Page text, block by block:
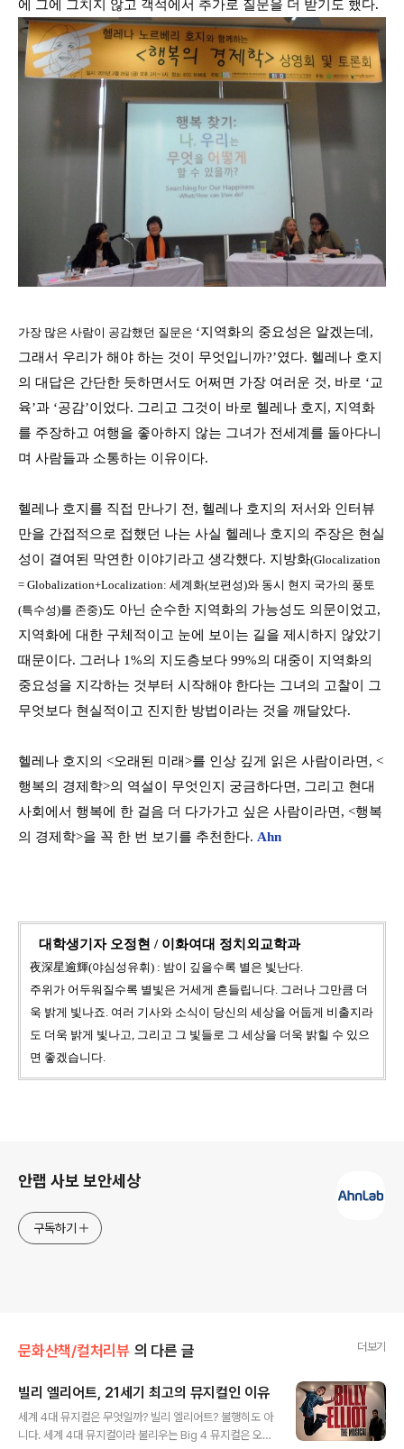
에 그에 그치지 않고 객석에서 추가로 질문을 더 받기도 했다.
가장 많은 사람이 공감했던 질문은 ‘지역화의 중요성은 알겠는데 ,
그래서 우리가 해야 하는 것이 무엇입니까?’였다. 헬레나 호지
의 대답은 간단한 듯하면서도 어쩌면 가장 여러운 것, 바로 ‘교
육’과 ‘공감’이었다. 그리고 그것이 바로 헬레나 호지 , 지역화
를 주장하고 여 행을 좋아하지 않는 그녀가 전세계를 돌아다니
며 사람들과 소통하는 이유이다.
헬레나 호지를 직접 만나기 전, 헬레나 호지의 저서와 인터뷰
만을 간접적으로 접했던 나는 사실 헬레나 호지의 주장은 현실
성이 결여된 막연한 이야기라고 생각했다. 지방화(Glocalization
= Globalization+Localization: 세계화(보편성)와 동시 현지 국가의 풍토
(특수성)를 존중)도 아닌 순수한 지역화의 가능성도 의문이었고,
지역화에 대한 구체적이고 눈에 보이는 길을 제시하지
않았기
때문이다. 그러나 1%의 지도층보다 99%의 대중이
지역화의
중요성을 지각하는 것부터 시작해야 한다는 그녀의 고찰이
그
무엇보다 현실적이고 진지한 방법이라는 것을 깨달았다.
헬레나 호지의 <오래된 미래>를 인상 깊게 읽은 사람이라면, <
행복의 경제학>의 역설이 무엇인지 궁금하다면, 그리고 현대
사회에서 행복에 한 걸음 더 다가가고 싶은 사람이라면, <행복
의 경제학>을 꼭 한 번 보기를 추천한다. Ahn
대학생기자 오정현 / 이화여대 정치외교학과
夜深星逾輝(야심성유휘) : 밤이 깊을수록 별은 빛난다.
주위가 어두워질수록 별빛은 거세게 흔들립니다. 그러나 그만큼 더
욱 밝게 빛나죠. 여러 기사와 소식이 당신의 세상을 어둡게 비출지라
도 더욱 밝게 빛나고, 그리고 그 빛들로 그 세상을 더욱 밝힐 수 있으
면 좋겠습니다.
안랩 사보 보안세상
구독하기
문화산책/컬처리뷰 의 다른 글 더보기
빌리 엘리어트, 21세기 최고의 뮤지컬인 이유
세계 4대 뮤지컬은 무엇일까? 빌리 엘리어트? 불행히도 아
니다. 세계 4대 뮤지컬이라 불리우는 Big 4 뮤지컬은 오페